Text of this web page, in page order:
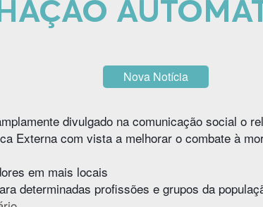
Nova Notícia
divulgado na comunicação social o
Externa com vista a melhorar o combate à
em mais locais
determinadas profissões e grupos da